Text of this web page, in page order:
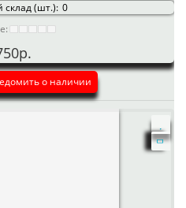
склад (шт.): 0
о наличии